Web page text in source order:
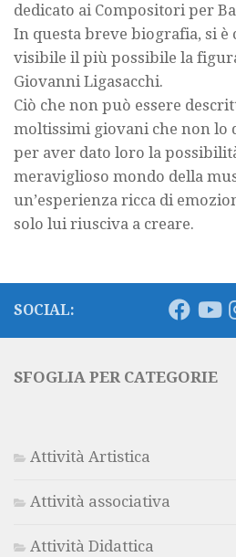
dedicato ai Compositori per
In questa breve biografia, si è
visibile il più possibile la
Giovanni Ligasacchi.
Ciò che non può essere
moltissimi giovani che non lo
per aver dato loro la
meraviglioso mondo della
un’esperienza ricca di
solo lui riusciva a creare.
SOCIAL:
SFOGLIA PER CATEGORIE
Attività Artistica
Attività associativa
Attività Didattica